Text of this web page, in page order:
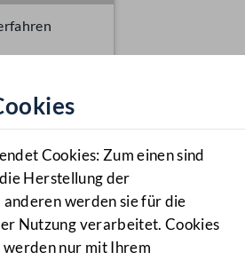
öffnen
Cookies: Zum einen sind
Herstellung der
werden sie für die
Nutzung verarbeitet. Cookies
werden nur mit Ihrem
NR